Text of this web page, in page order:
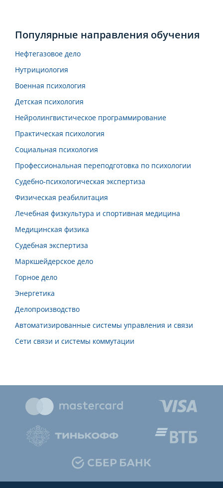
Популярные направления обучения
Нефтегазовое дело
Нутрициология
Военная психология
Детская психология
Нейролингвистическое программирование
Практическая психология
Социальная психология
Профессиональная переподготовка по психологии
Судебно-психологическая экспертиза
Физическая реабилитация
Лечебная физкультура и спортивная медицина
Медицинская физика
Судебная экспертиза
Маркшейдерское дело
Горное дело
Энергетика
Делопроизводство
Автоматизированные системы управления и связи
Сети связи и системы коммутации